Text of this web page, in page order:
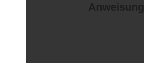
Anweisung